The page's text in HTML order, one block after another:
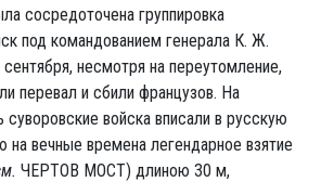
сосредоточена группировка
под командованием генерала К. Ж.
несмотря на переутомление,
перевал и сбили французов. На
войска вписали в русскую
на вечные времена легендарное взятие
ЧЕРТОВ МОСТ) длиною 30 м,